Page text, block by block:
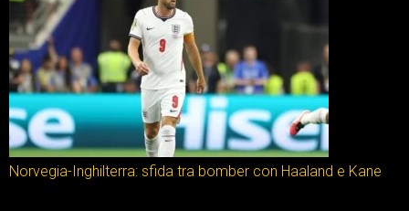
Norvegia-Inghilterra: sfida tra bomber con Haaland e Kane